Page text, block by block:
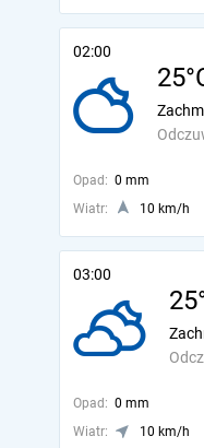
02:00
Opad: 0 mm
Wiatr:
10 km/h
03:00
Opad: 0 mm
Wiatr:
10 km/h